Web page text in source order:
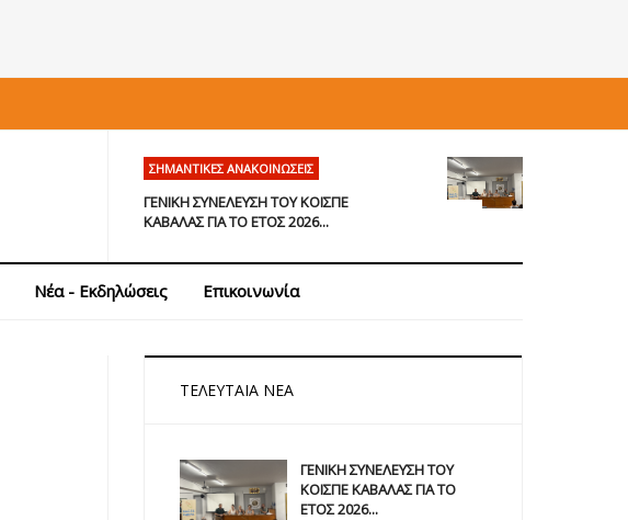
ΣΗΜΑΝΤΙΚΈΣ ΑΝΑΚΟΙΝΏΣΕΙΣ
ΓΕΝΙΚΗ ΣΥΝΕΛΕΥΣΗ ΤΟΥ ΚΟΙΣΠΕ
ΚΑΒΑΛΑΣ ΓΙΑ ΤΟ ΕΤΟΣ 2026...
Νέα - Εκδηλώσεις Επικοινωνία
ΤΕΛΕΥΤΑΊΑ ΝΈΑ
ΓΕΝΙΚΗ ΣΥΝΕΛΕΥΣΗ ΤΟΥ
ΚΟΙΣΠΕ ΚΑΒΑΛΑΣ ΓΙΑ ΤΟ
ΕΤΟΣ 2026...